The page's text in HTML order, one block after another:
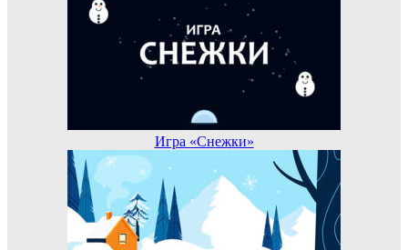
Игра «Снежки»